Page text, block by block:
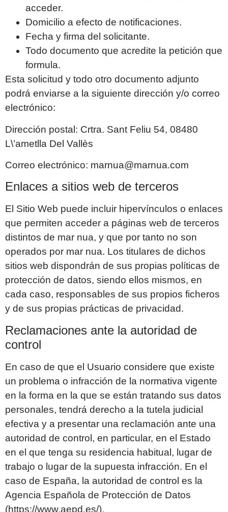
acceder.
Domicilio a efecto de notificaciones.
Fecha y firma del solicitante.
Todo documento que acredite la petición que
formula.
Esta solicitud y todo otro documento adjunto
podrá enviarse a la siguiente dirección y/o correo
electrónico:
Dirección postal: Crtra. Sant Feliu 54, 08480
L\’ametlla Del Vallès
Correo electrónico: marnua@marnua.com
Enlaces a sitios web de terceros
El Sitio Web puede incluir hipervínculos o enlaces
que permiten acceder a páginas web de terceros
distintos de mar nua, y que por tanto no son
operados por mar nua. Los titulares de dichos
sitios web dispondrán de sus propias políticas de
protección de datos, siendo ellos mismos, en
cada caso, responsables de sus propios ficheros
y de sus propias prácticas de privacidad.
Reclamaciones ante la autoridad de
control
En caso de que el Usuario considere que existe
un problema o infracción de la normativa vigente
en la forma en la que se están tratando sus datos
personales, tendrá derecho a la tutela judicial
efectiva y a presentar una reclamación ante una
autoridad de control, en particular, en el Estado
en el que tenga su residencia habitual, lugar de
trabajo o lugar de la supuesta infracción. En el
caso de España, la autoridad de control es la
Agencia Española de Protección de Datos
(https://www.aepd.es/).